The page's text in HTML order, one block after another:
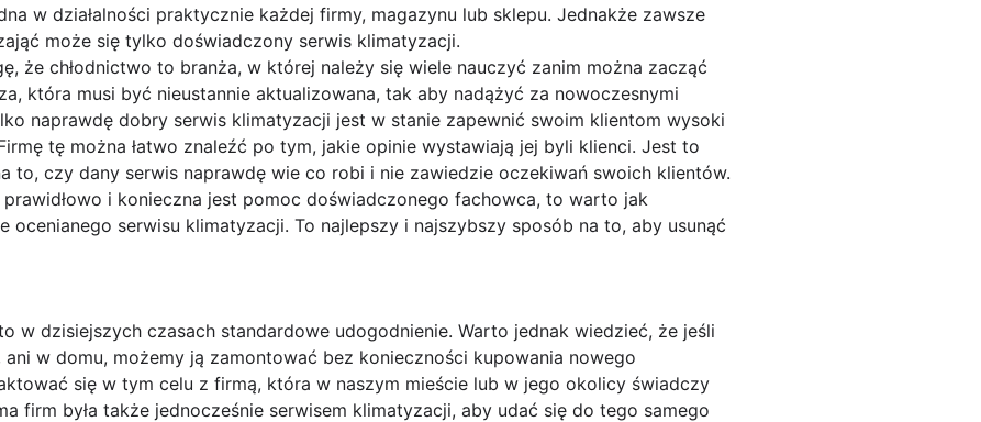
w działalności praktycznie każdej firmy, magazynu lub sklepu. Jednakże zawsze
może się tylko doświadczony serwis klimatyzacji.
że chłodnictwo to branża, w której należy się wiele nauczyć zanim można zacząć
która musi być nieustannie aktualizowana, tak aby nadążyć za nowoczesnymi
naprawdę dobry serwis klimatyzacji jest w stanie zapewnić swoim klientom wysoki
tę można łatwo znaleźć po tym, jakie opinie wystawiają jej byli klienci. Jest to
to, czy dany serwis naprawdę wie co robi i nie zawiedzie oczekiwań swoich klientów.
prawidłowo i konieczna jest pomoc doświadczonego fachowca, to warto jak
ocenianego serwisu klimatyzacji. To najlepszy i najszybszy sposób na to, aby usunąć
w dzisiejszych czasach standardowe udogodnienie. Warto jednak wiedzieć, że jeśli
w domu, możemy ją zamontować bez konieczności kupowania nowego
się w tym celu z firmą, która w naszym mieście lub w jego okolicy świadczy
firm była także jednocześnie serwisem klimatyzacji, aby udać się do tego samego